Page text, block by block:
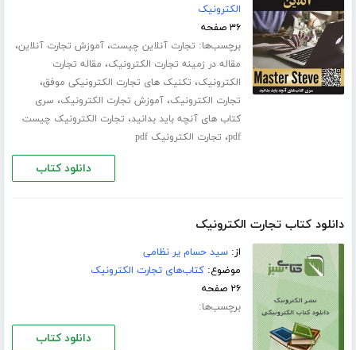
الکترونیک
۳۶ صفحه
برچسب‌ها: تجارت آنلاین چیست،آموزش تجارت آنلاین،
مقاله در زمینه تجارت الکترونیک، مقاله تجارت
الکترونیک، تکنیک های تجارت الکترونیکی موفق،
تجارت الکترونیک،آموزش تجارت الکترونیک، سری
کتاب های آنچه باید بدانید، تجارت الکترونیک چیست
pdf، تجارت الکترونیک pdf
دانلود کتاب
دانلود کتاب تجارت الکترونیک
از:سید حسام یر نظامی
موضوع:کتاب‌های تجارت الکترونیک
۲۶ صفحه
برچسب‌ها:
دانلود کتاب